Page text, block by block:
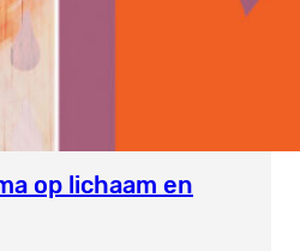
op lichaam en